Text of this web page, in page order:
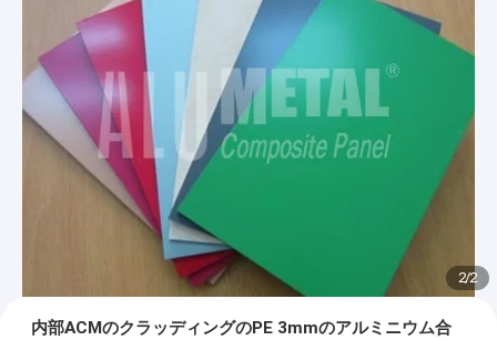
2/2
内部ACMのクラッディングのPE 3mmのアルミニウム合